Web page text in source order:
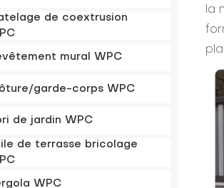
de coextrusion
mural WPC
garde-corps WPC
de jardin WPC
de terrasse bricolage
WPC
la